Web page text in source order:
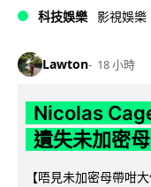
科技娛樂 影視娛樂
Lawton 18 小時
Nicolas
遺失未加密
【唔見未加密母帶咁